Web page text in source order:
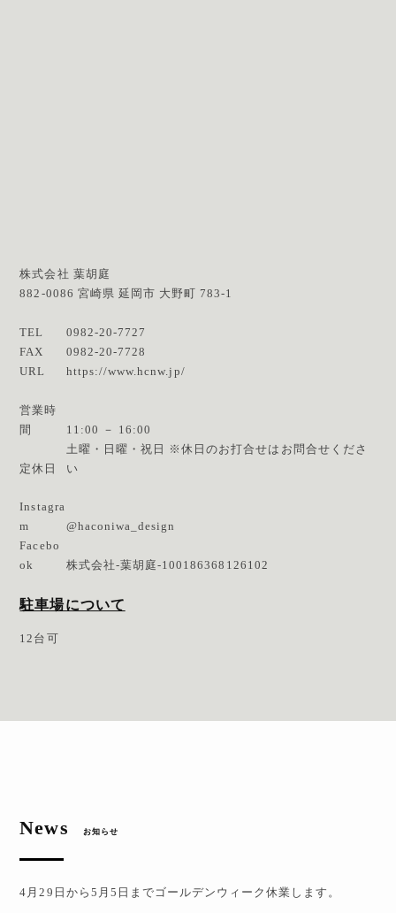
株式会社 葉胡庭
882-0086 宮崎県 延岡市 大野町 783-1
TEL
0982-20-7727
FAX
0982-20-7728
URL
https://www.hcnw.jp/
営業時
間
11:00 － 16:00
定休日
土曜・日曜・祝日 ※休日のお打合せはお問合せくださ
い
Instagra
m
@haconiwa_design
Facebo
ok
株式会社-葉胡庭-100186368126102
駐車場について
12台可
News お知らせ
4月29日から5月5日までゴールデンウィーク休業します。